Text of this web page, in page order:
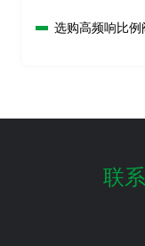
选购高频响比
联